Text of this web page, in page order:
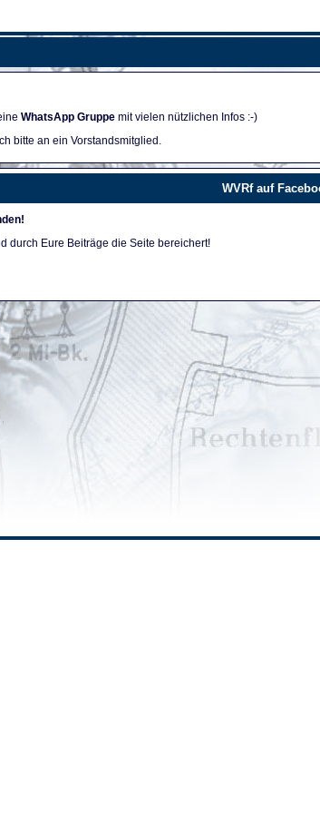
WhatsApp Gruppe mit vielen nützlichen Infos :-)
bitte an ein Vorstandsmitglied.
WVRf auf
durch Eure Beiträge die Seite bereichert!